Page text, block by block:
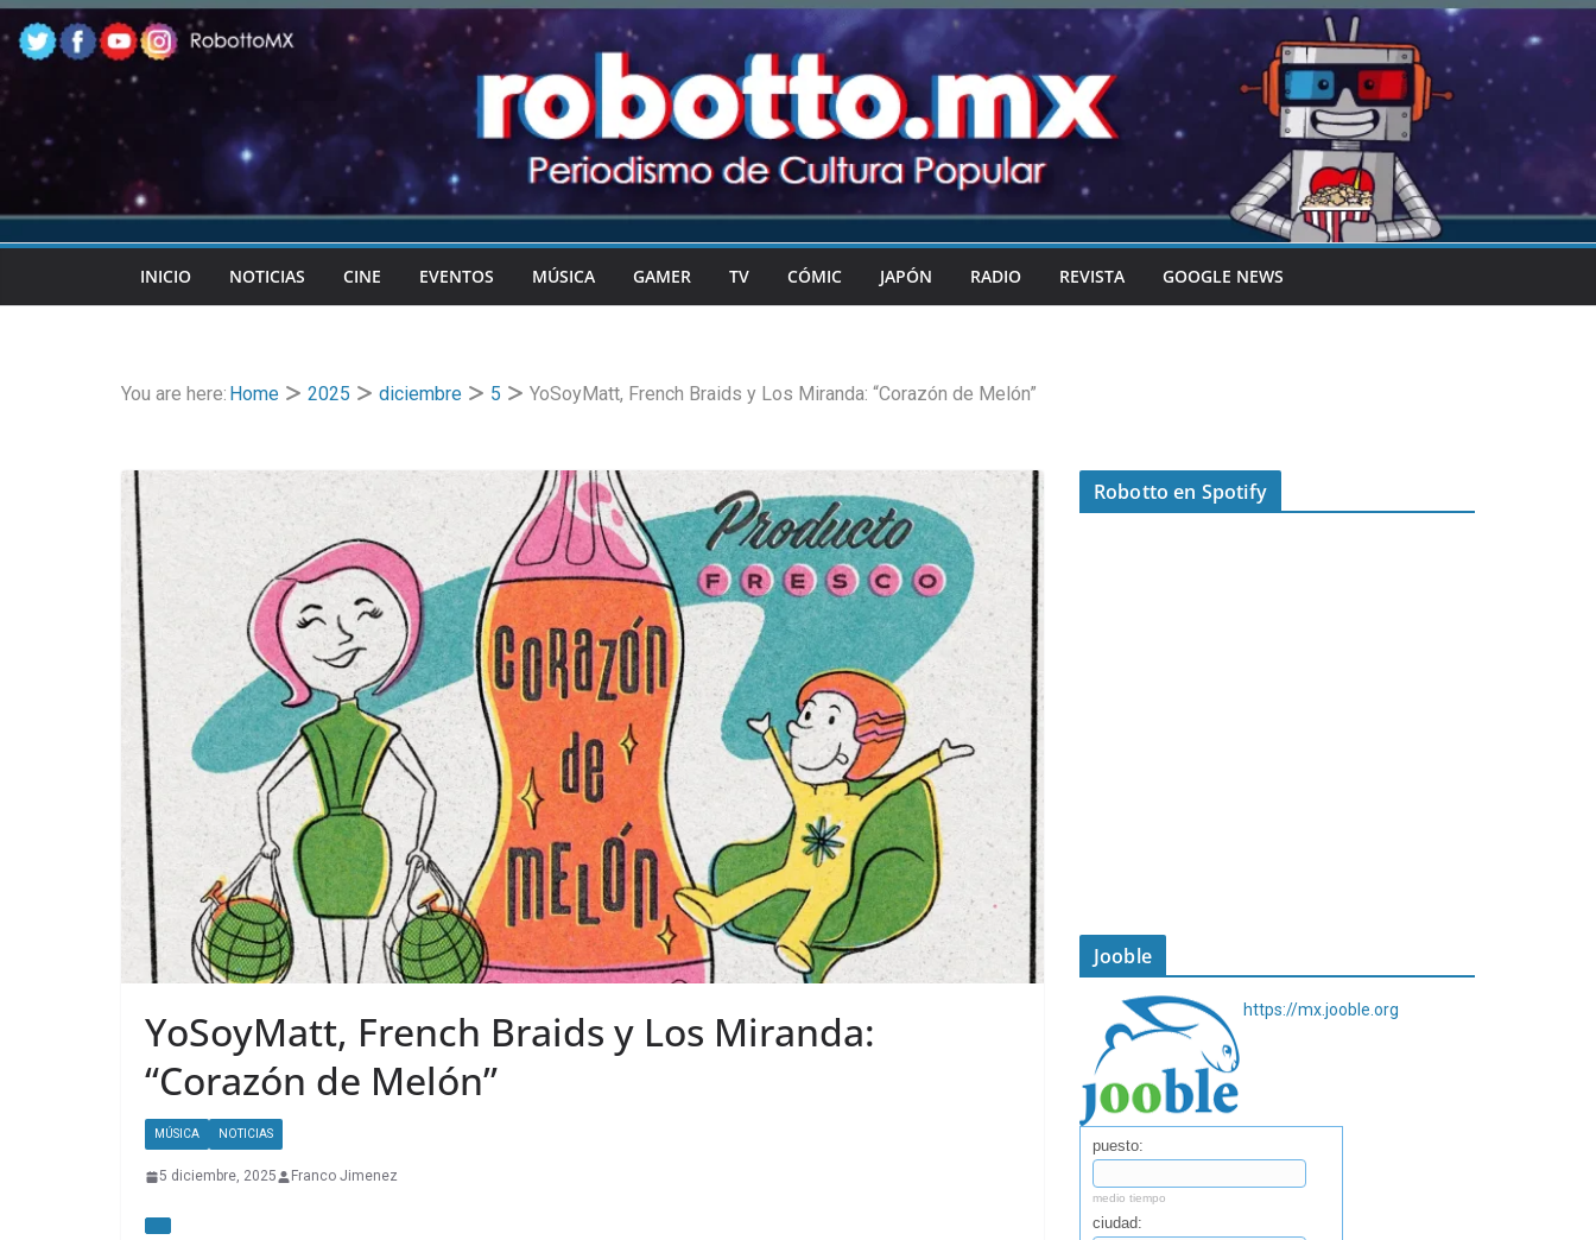
Skip
to
content
INICIO NOTICIAS CINE EVENTOS MÚSICA GAMER TV CÓMIC JAPÓN RADIO REVISTA GOOGLE NEWS
You are here: Home 2025 diciembre 5 YoSoyMatt, French Braids y Los Miranda: “Corazón de Melón”
YoSoyMatt, French Braids y Los Miranda:
“Corazón de Melón”
MÚSICA NOTICIAS
5 diciembre, 2025 Franco Jimenez
Robotto en Spotify
Jooble
https://mx.jooble.org
puesto:
medio tiempo
ciudad: